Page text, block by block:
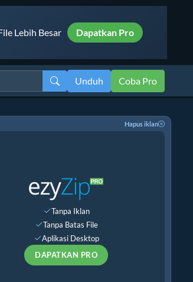
Lebih Besar Dapatkan Pro
Unduh Coba Pro
Hapus iklan
Tanpa Iklan
Tanpa Batas File
Aplikasi Desktop
DAPATKAN PRO